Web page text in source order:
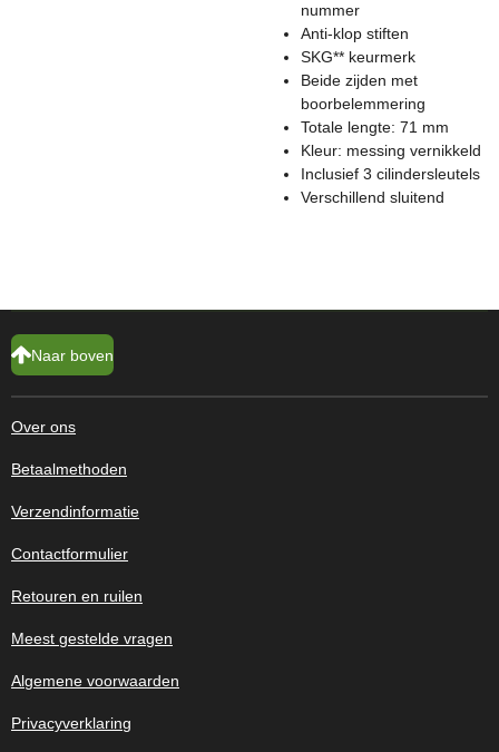
nummer
Anti-klop stiften
SKG** keurmerk
Beide zijden met
boorbelemmering
Totale lengte: 71 mm
Kleur: messing vernikkeld
Inclusief 3 cilindersleutels
Verschillend sluitend
Naar boven
Over ons
Betaalmethoden
Verzendinformatie
Contactformulier
Retouren en ruilen
Meest gestelde vragen
Algemene voorwaarden
Privacyverklaring